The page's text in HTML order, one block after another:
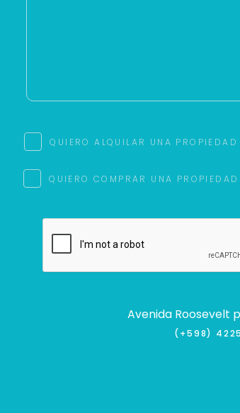
QUIERO ALQUILAR UNA PROPIEDAD
QUIERO COMPRAR UNA PROPIEDAD
Avenida Roosevelt
(+598)